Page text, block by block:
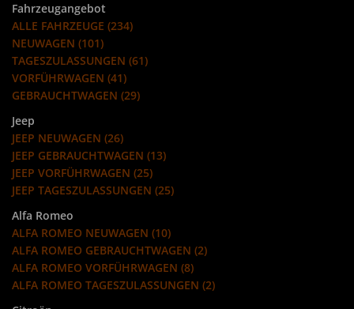
Fahrzeugangebot
ALLE FAHRZEUGE (234)
NEUWAGEN (101)
TAGESZULASSUNGEN (61)
VORFÜHRWAGEN (41)
GEBRAUCHTWAGEN (29)
Jeep
JEEP NEUWAGEN (26)
JEEP GEBRAUCHTWAGEN (13)
JEEP VORFÜHRWAGEN (25)
JEEP TAGESZULASSUNGEN (25)
Alfa Romeo
ALFA ROMEO NEUWAGEN (10)
ALFA ROMEO GEBRAUCHTWAGEN (2)
ALFA ROMEO VORFÜHRWAGEN (8)
ALFA ROMEO TAGESZULASSUNGEN (2)